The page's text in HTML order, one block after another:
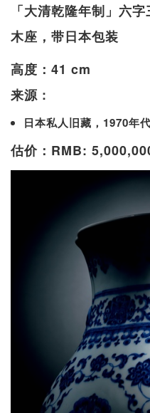
「大清乾隆年制」六
木座，带日本包装
高度：41 cm
来源 :
日本私人旧藏，1970年
估价：RMB: